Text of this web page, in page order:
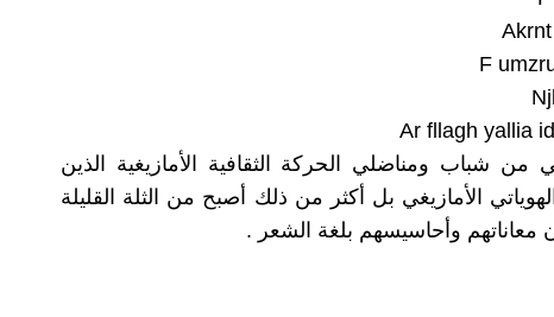
F
Ar fllagh yallia
من شباب ومناضلي الحركة الثقافية الأمازيغية الذين
الأمازيغي بل أكثر من ذلك أصبح من الثلة القليلة
معاناتهم وأحاسيسهم بلغة الشعر .